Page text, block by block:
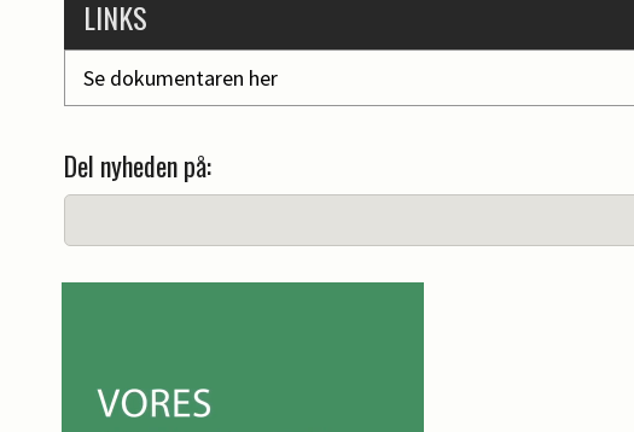
LINKS
Se dokumentaren her
Del nyheden på: